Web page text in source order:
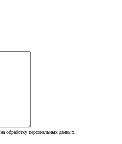
на обработку персональных данных.